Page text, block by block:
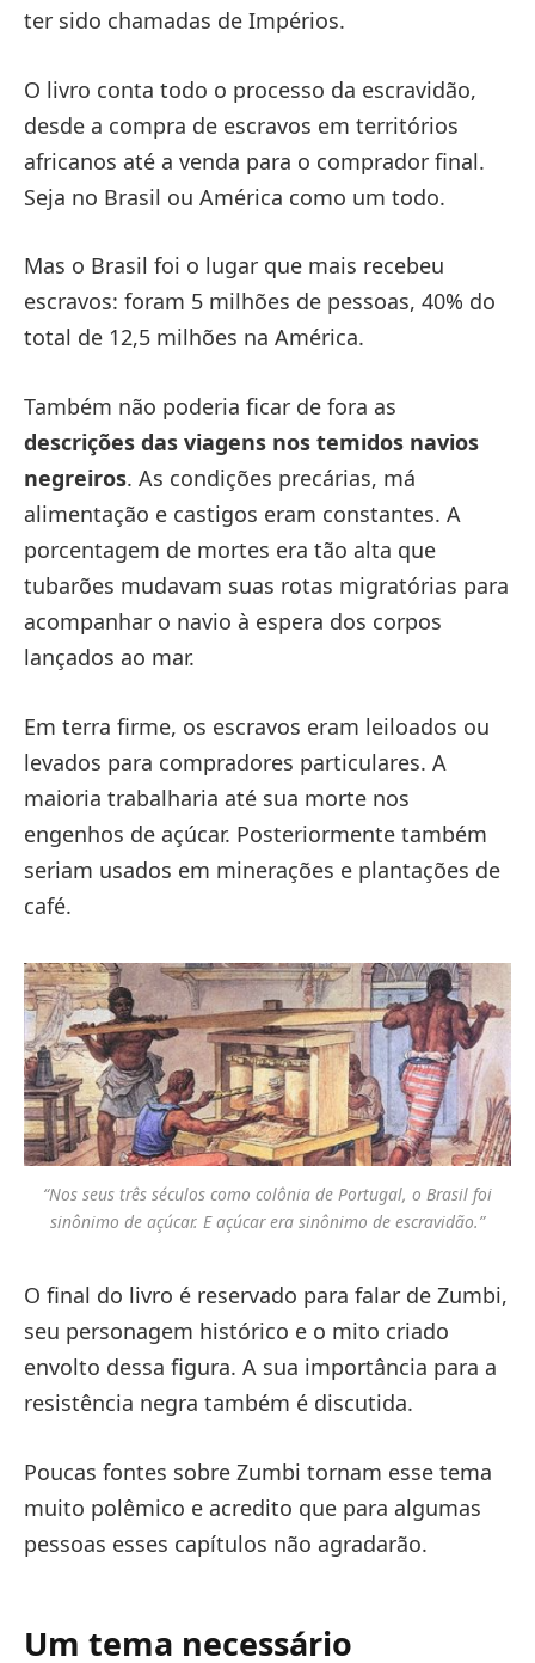
ter sido chamadas de Impérios.
O livro conta todo o processo da escravidão,
desde a compra de escravos em territórios
africanos até a venda para o comprador final.
Seja no Brasil ou América como um todo.
Mas o Brasil foi o lugar que mais recebeu
escravos: foram 5 milhões de pessoas, 40% do
total de 12,5 milhões na América.
Também não poderia ficar de fora as
descrições das viagens nos temidos navios
negreiros. As condições precárias, má
alimentação e castigos eram constantes. A
porcentagem de mortes era tão alta que
tubarões mudavam suas rotas migratórias para
acompanhar o navio à espera dos corpos
lançados ao mar.
Em terra firme, os escravos eram leiloados ou
levados para compradores particulares. A
maioria trabalharia até sua morte nos
engenhos de açúcar. Posteriormente também
seriam usados em minerações e plantações de
café.
“Nos seus três séculos como colônia de Portugal, o Brasil foi
sinônimo de açúcar. E açúcar era sinônimo de escravidão.”
O final do livro é reservado para falar de Zumbi,
seu personagem histórico e o mito criado
envolto dessa figura. A sua importância para a
resistência negra também é discutida.
Poucas fontes sobre Zumbi tornam esse tema
muito polêmico e acredito que para algumas
pessoas esses capítulos não agradarão.
Um tema necessário